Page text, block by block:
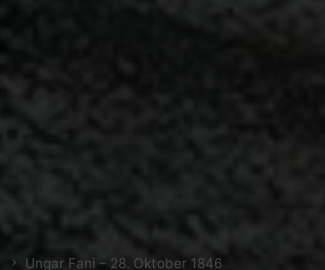
Ungar Fani – 28. Oktober 1846